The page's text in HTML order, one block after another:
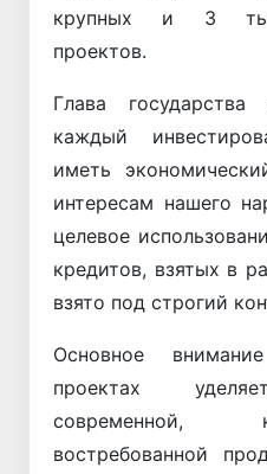
крупных и 3
проектов.
Глава
каждый
иметь
интересам нашего
целевое
кредитов, взятых в
взято под строгий
Основное
проектах
современной,
востребованной